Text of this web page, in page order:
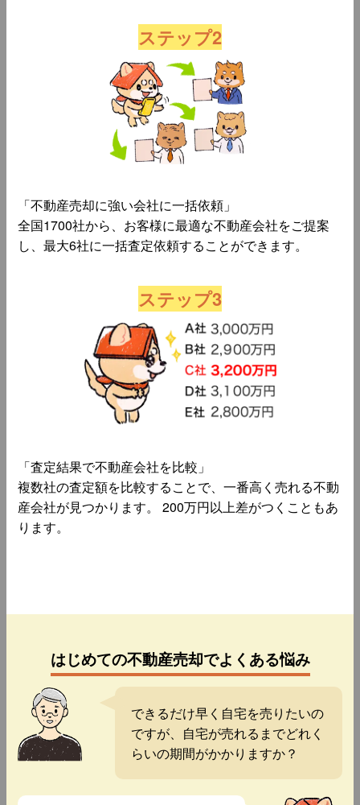
ステップ2
「不動産売却に強い会社に一括依頼」
全国1700社から、お客様に最適な不動産会社をご提案
し、最大6社に一括査定依頼することができます。
ステップ3
「査定結果で不動産会社を比較」
複数社の査定額を比較することで、一番高く売れる不動
産会社が見つかります。 200万円以上差がつくこともあ
ります。
はじめての不動産売却でよくある悩み
できるだけ早く自宅を売りたいの
ですが、自宅が売れるまでどれく
らいの期間がかかりますか？